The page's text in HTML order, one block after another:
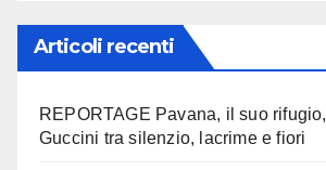
Articoli recenti
REPORTAGE Pavana, il suo
Guccini tra silenzio, lacrime e fiori